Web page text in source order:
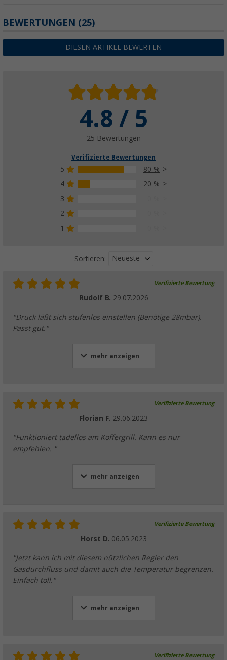
BEWERTUNGEN (25)
DIESEN ARTIKEL BEWERTEN
4.8 / 5
25 Bewertungen
Verifizierte Bewertungen
5
80 %
4
20 %
3
2
1
Sortieren: Neueste
Verifizierte Bewertung
Rudolf B. 29.07.2026
"Druck läßt sich stufenlos einstellen (Benötige 28mbar).
Passt gut."
mehr anzeigen
Verifizierte Bewertung
Florian F. 29.06.2023
"Funktioniert tadellos am Koffergrill. Kann es nur
empfehlen. "
mehr anzeigen
Verifizierte Bewertung
Horst D. 06.05.2023
"Jetzt kann ich mit diesem nützlichen Regler den
Gasdurchfluss und damit auch die Temperatur begrenzen.
Einfach toll."
mehr anzeigen
Verifizierte Bewertung